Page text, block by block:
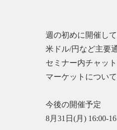
週の初めに開催し
米ドル/円など主要
セミナー内チャッ
マーケットについ
今後の開催予定
8月31日(月) 16:00-